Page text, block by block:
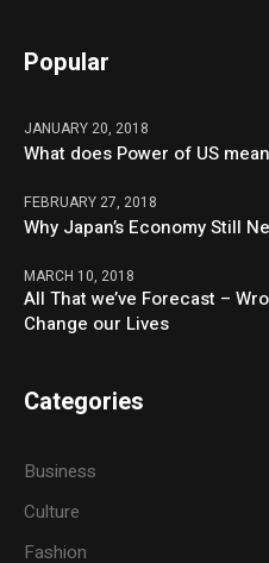
Popular
JANUARY 20, 2018
What does Power of US
FEBRUARY 27, 2018
Why Japan’s Economy Still
MARCH 10, 2018
All That we’ve Forecast –
Change our Lives
Categories
Business
Culture
Fashion